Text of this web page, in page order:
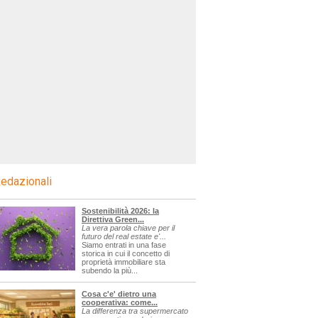
Sostenibilità 2026: la
Direttiva Green...
La vera parola chiave per il
futuro del real estate e'...
Siamo entrati in una fase
storica in cui il concetto di
proprietà immobiliare sta
subendo la più...
Cosa c'e' dietro una
cooperativa: come...
La differenza tra supermercato